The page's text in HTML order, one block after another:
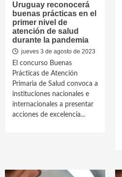
Uruguay reconocerá
buenas prácticas en el
primer nivel de
atención de salud
durante la pandemia
jueves 3 de agosto de 2023
El concurso Buenas
Prácticas de Atención
Primaria de Salud convoca a
instituciones nacionales e
internacionales a presentar
acciones de excelencia...